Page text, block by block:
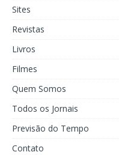
Sites
Revistas
Livros
Filmes
Quem Somos
Todos os Jornais
Previsão do Tempo
Contato